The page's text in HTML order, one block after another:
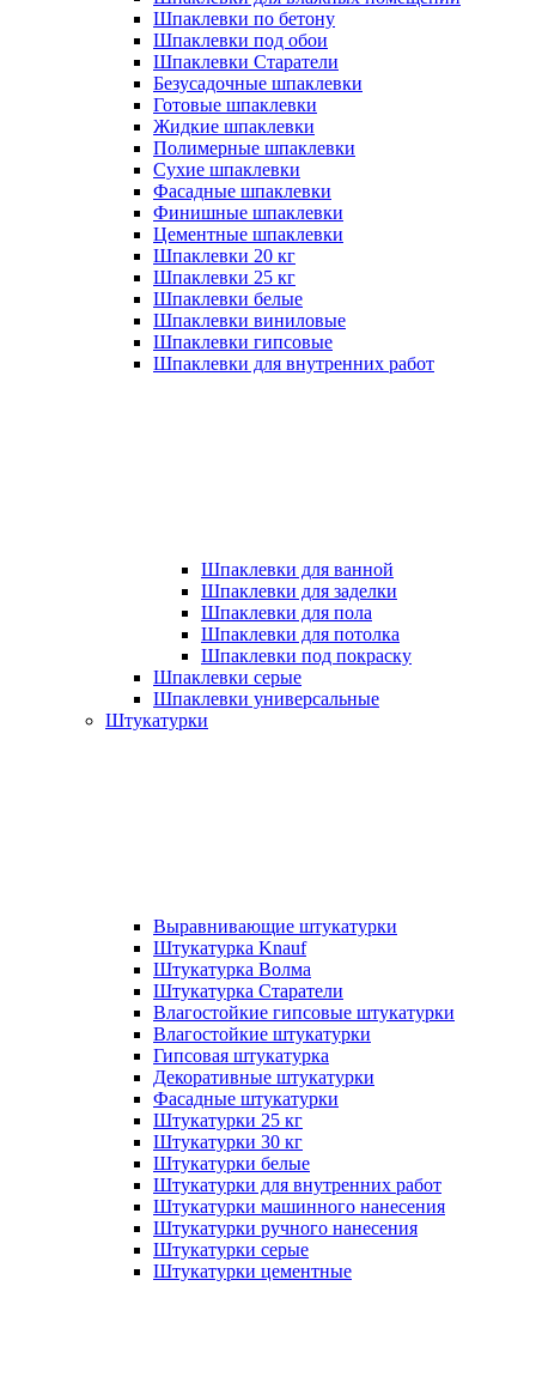
Шпаклевки по бетону
Шпаклевки под обои
Шпаклевки Старатели
Безусадочные шпаклевки
Готовые шпаклевки
Жидкие шпаклевки
Полимерные шпаклевки
Сухие шпаклевки
Фасадные шпаклевки
Финишные шпаклевки
Цементные шпаклевки
Шпаклевки 20 кг
Шпаклевки 25 кг
Шпаклевки белые
Шпаклевки виниловые
Шпаклевки гипсовые
Шпаклевки для внутренних работ
Шпаклевки для ванной
Шпаклевки для заделки
Шпаклевки для пола
Шпаклевки для потолка
Шпаклевки под покраску
Шпаклевки серые
Шпаклевки универсальные
Штукатурки
Выравнивающие штукатурки
Штукатурка Knauf
Штукатурка Волма
Штукатурка Старатели
Влагостойкие гипсовые штукатурки
Влагостойкие штукатурки
Гипсовая штукатурка
Декоративные штукатурки
Фасадные штукатурки
Штукатурки 25 кг
Штукатурки 30 кг
Штукатурки белые
Штукатурки для внутренних работ
Штукатурки машинного нанесения
Штукатурки ручного нанесения
Штукатурки серые
Штукатурки цементные